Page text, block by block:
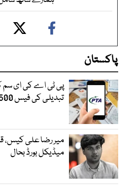
پاکستان
پی ٹی اے کی ای سم
تبدیلی کی فیس 1500 تک مقرر
میر رضا علی کیس،
میڈیکل بورڈ بحال